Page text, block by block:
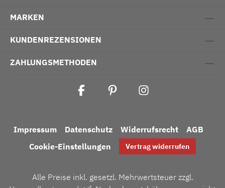
MARKEN
KUNDENREZENSIONEN
ZAHLUNGSMETHODEN
Impressum Datenschutz Widerrufsrecht
AGB
Cookie-Einstellungen
Vertrag widerrufen
Alle Preise inkl. gesetzl. Mehrwertsteuer zzgl.